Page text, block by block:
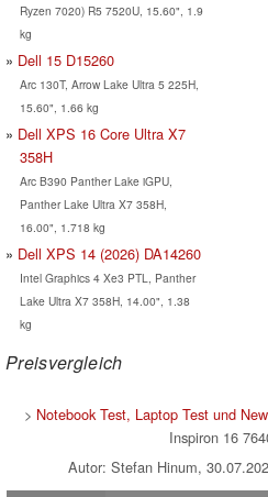
Ryzen 7020) R5 7520U, 15.60", 1.9
kg
Dell 15 D15260
Arc 130T, Arrow Lake Ultra 5 225H,
15.60", 1.66 kg
Dell XPS 16 Core Ultra X7
358H
Arc B390 Panther Lake iGPU,
Panther Lake Ultra X7 358H,
16.00", 1.718 kg
Dell XPS 14 (2026) DA14260
Intel Graphics 4 Xe3 PTL, Panther
Lake Ultra X7 358H, 14.00", 1.38
kg
Preisvergleich
> Notebook Test, Laptop Test und
Inspiron 16
Autor: Stefan Hinum,